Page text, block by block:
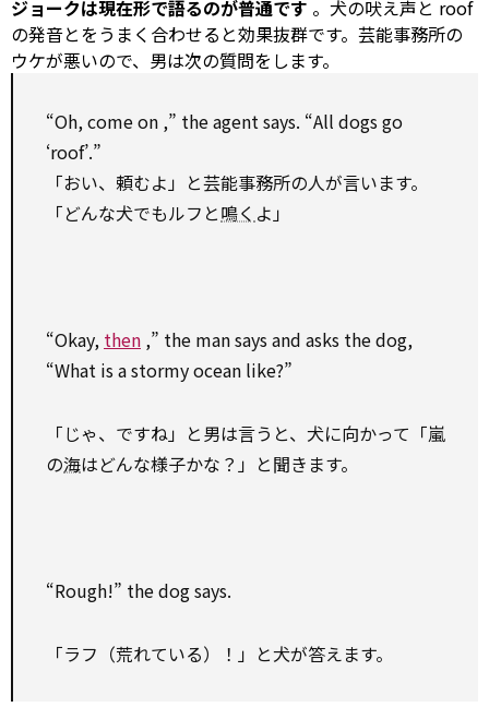
ジョークは現在形で語るのが普通です 。犬の吠え声と roof
の発音とをうまく合わせると効果抜群です。芸能事務所の
ウケが悪いので、男は次の質問をします。
“Oh, comeon ,” theagentsays. “All dogs go
‘roof’.”
「おい、頼むよ」と芸能事務所の人が言います。
「どんな犬でもルフと鳴く よ」
“Okay, then ,” the man says and asks the dog,
“What is a stormy ocean like?”
「じゃ、ですね」と男は言うと、犬に向かって「嵐
の海はどんな様子かな？」と聞きます。
“Rough!” the dog says.
「ラフ（荒れている）！」と犬が答えます。